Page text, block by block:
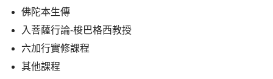
佛陀本生傳
入菩薩行論-梭巴格西教授
六加行實修課程
其他課程